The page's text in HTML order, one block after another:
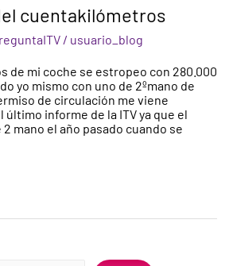
cuentakilómetros
/ usuario_blog
de mi coche se estropeo con 280.000
yo mismo con uno de 2ºmano de
de circulación me viene
último informe de la ITV ya que el
mano el año pasado cuando se